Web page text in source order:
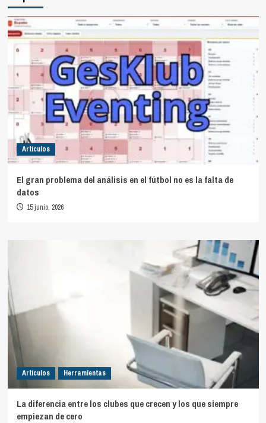
Artículos
El gran problema del análisis en el fútbol no es la falta de
datos
15 junio, 2026
Artículos Herramientas
La diferencia entre los clubes que crecen y los que siempre
empiezan de cero